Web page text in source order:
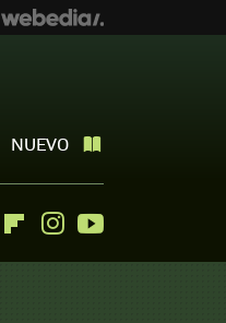
NUEVO
FacebookFlipboardInstagram